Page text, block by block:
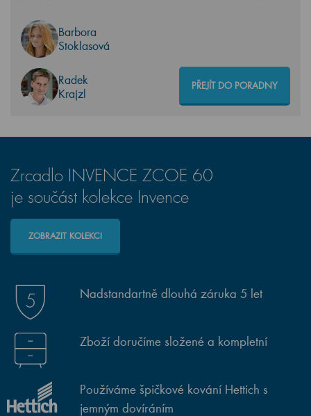
Barbora
Stoklasová
Radek
Krajzl
PŘEJÍT DO PORADNY
Zrcadlo INVENCE ZCOE 60
je součást kolekce Invence
ZOBRAZIT KOLEKCI
Nadstandartně dlouhá záruka 5 let
Zboží doručíme složené a kompletní
Používáme špičkové kování Hettich s
jemným dovíráním